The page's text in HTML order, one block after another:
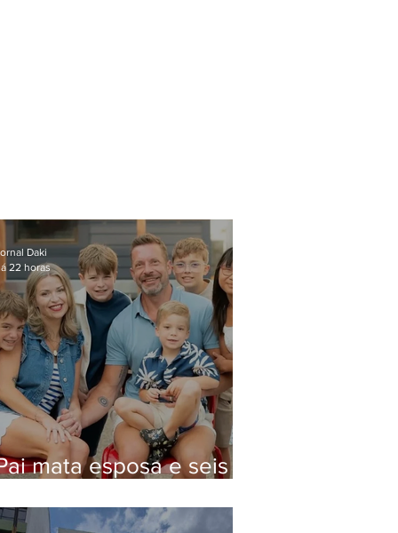
mata esposa e seis
Daki
22 horas